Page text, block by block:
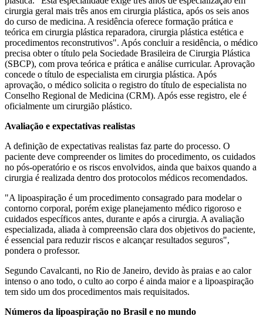
cirurgia geral mais três anos em cirurgia plástica, após os seis anos
do curso de medicina. A residência oferece formação prática e
teórica em cirurgia plástica reparadora, cirurgia plástica estética e
procedimentos reconstrutivos". Após concluir a residência, o médico
precisa obter o título pela Sociedade Brasileira de Cirurgia Plástica
(SBCP), com prova teórica e prática e análise curricular. Aprovação
concede o título de especialista em cirurgia plástica. Após
aprovação, o médico solicita o registro do título de especialista no
Conselho Regional de Medicina (CRM). Após esse registro, ele é
oficialmente um cirurgião plástico.
Avaliação e expectativas realistas
A definição de expectativas realistas faz parte do processo. O
paciente deve compreender os limites do procedimento, os cuidados
no pós-operatório e os riscos envolvidos, ainda que baixos quando a
cirurgia é realizada dentro dos protocolos médicos recomendados.
"A lipoaspiração é um procedimento consagrado para modelar o
contorno corporal, porém exige planejamento médico rigoroso e
cuidados específicos antes, durante e após a cirurgia. A avaliação
especializada, aliada à compreensão clara dos objetivos do paciente,
é essencial para reduzir riscos e alcançar resultados seguros",
pondera o professor.
Segundo Cavalcanti, no Rio de Janeiro, devido às praias e ao calor
intenso o ano todo, o culto ao corpo é ainda maior e a lipoaspiração
tem sido um dos procedimentos mais requisitados.
Números da lipoaspiração no Brasil e no mundo